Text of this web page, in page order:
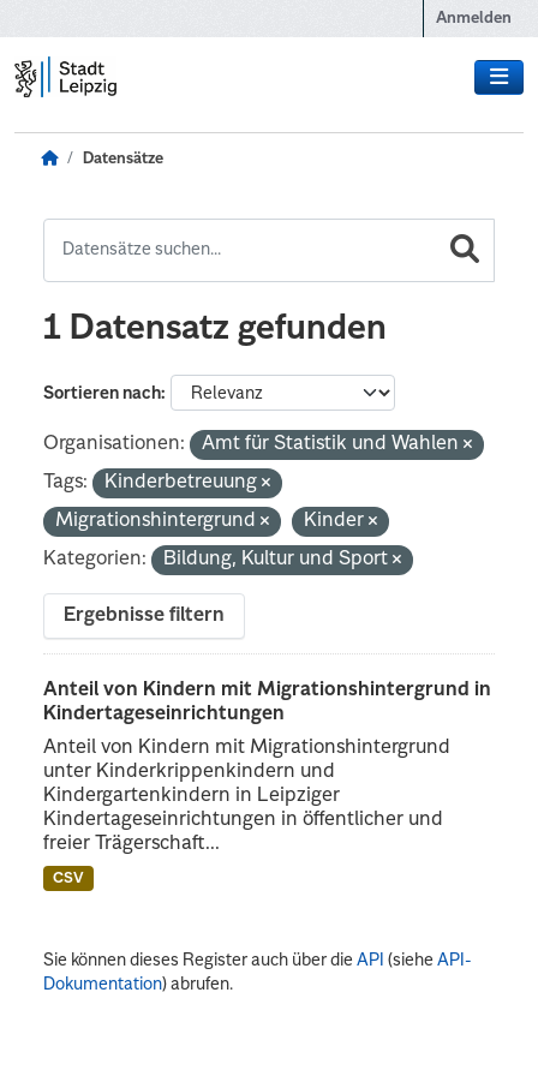
Anmelden
Datensätze
1 Datensatz gefunden
Sortieren nach
Organisationen:
Amt für Statistik und Wahlen
Tags:
Kinderbetreuung
Migrationshintergrund
Kinder
Kategorien:
Bildung, Kultur und Sport
Ergebnisse filtern
Anteil von Kindern mit Migrationshintergrund in
Kindertageseinrichtungen
Anteil von Kindern mit Migrationshintergrund
unter Kinderkrippenkindern und
Kindergartenkindern in Leipziger
Kindertageseinrichtungen in öffentlicher und
freier Trägerschaft...
CSV
Sie können dieses Register auch über dieAPI (sieheAPI-
Dokumentation) abrufen.